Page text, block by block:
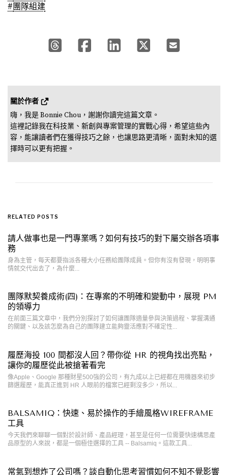
# 團隊組建
關於作者
嗨，我是 Bonnie Chou，謝謝你讀完這篇文章。
這裡記錄我在科技業、新創與專案管理的實戰心得，希望這些內
容，能讓讀者們在獲得技巧之餘，也讓思路更清晰，面對未知的選
擇時可以更有把握。
RELATED POSTS
請人做事也是一門專業嗎？如何有技巧的對下屬交辦各項事
務
身為主管，每天都要指派各種大小任務給團隊成員。但你有沒有發現，明明事
情就交代出去了，為什麼...
團隊默契養成術(四)：在專案的不明確和變動中，展現 PM
的領導力
在前面三篇文章中，我們分別探討了如何讓團隊適量參與決策過程、掌握溝通
的關鍵、以及該怎麼為自己的團隊建立能夠靈活應對不確定性...
履歷海投 100 間都沒人回？帶你從 HR 的視角找出亮點，
讓你的履歷從此被搶著看完
像Apple、Google 那種財星500強的公司，有九成以上已經都在用機器來初步
篩選履歷，能真正進到 HR 人眼前的檔案已經剩沒多少，所以...
BALSAMIQ：快速、易於操作的手繪風格WIREFRAME
工具
今天我們來聊聊一個對於設計師、產品經理，甚至是任何一位需要快速構思產
品原型的人來說，都是一個極佳選擇的工具 -- Balsamiq。這款工具...
常氣到想炸了公司嗎？談自動化思考習慣如何不知不覺影響